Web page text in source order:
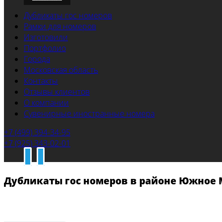
Дубликаты гос номеров
Рамки для номеров
Изготовили
Портфолио
Города
Московская область
Контакты
Отзывы клиентов
О компании
Сувенирные иностранные номера
+7 (499) 394-34-95
+7 (925) 343-02-01
Дубликаты гос номеров в районе Южное